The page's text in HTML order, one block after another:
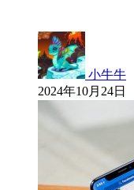
小牛牛
2024年10月24日